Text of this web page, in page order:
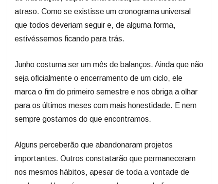
atraso. Como se existisse um cronograma universal
que todos deveriam seguir e, de alguma forma,
estivéssemos ficando para trás.
Junho costuma ser um mês de balanços. Ainda que não
seja oficialmente o encerramento de um ciclo, ele
marca o fim do primeiro semestre e nos obriga a olhar
para os últimos meses com mais honestidade. E nem
sempre gostamos do que encontramos.
Alguns perceberão que abandonaram projetos
importantes. Outros constatarão que permaneceram
nos mesmos hábitos, apesar de toda a vontade de